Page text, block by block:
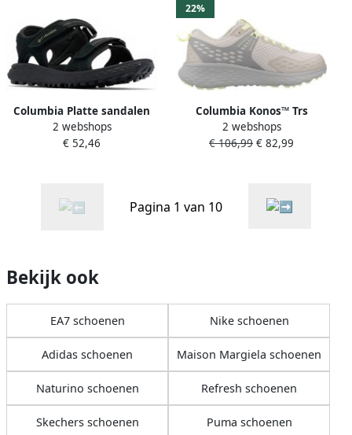
Columbia Platte sandalen
Sandales Konos Hiker 2-
Strap pour randonnée
2 webshops
€ 52,46
22%
Columbia Konos™ Trs
Outdry™ Wandelschoenen
Grijs 1 2 Vrouw
2 webshops
€ 106,99 € 82,99
Pagina 1 van 10
Bekijk ook
EA7 schoenen Nike schoenen
Adidas schoenen Maison Margiela schoenen
Naturino schoenen Refresh schoenen
Skechers schoenen Puma schoenen